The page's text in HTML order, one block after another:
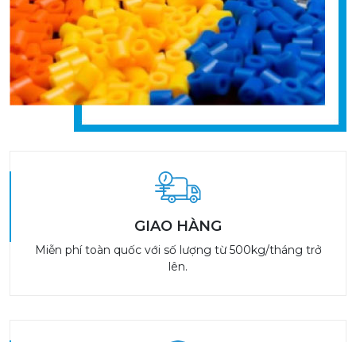
GIAO HÀNG
Miễn phí toàn quốc với số lượng từ 500kg/tháng trở
lên.